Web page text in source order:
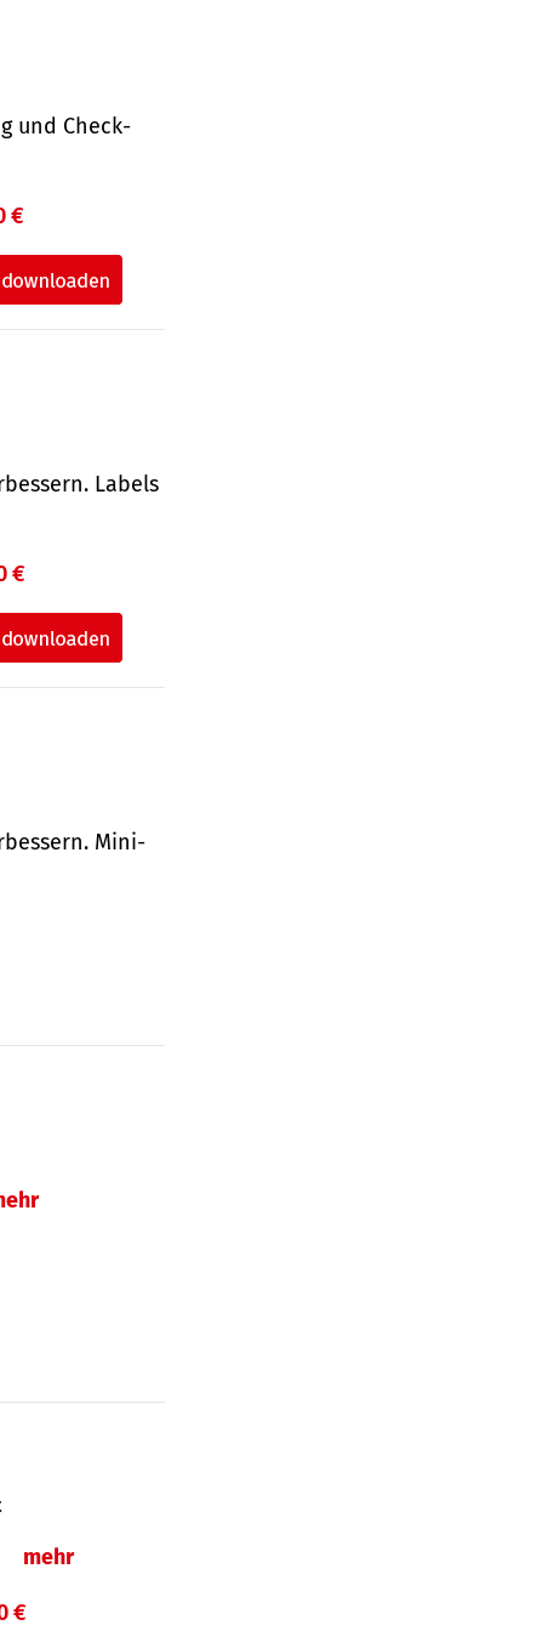
und Check­
€
Labels
€
Mini-
mehr
€